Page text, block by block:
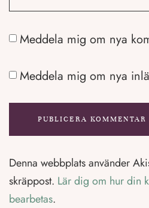
Meddela mig om nya
Meddela mig om nya
Denna webbplats använder
skräppost. Lär dig om hur din
bearbetas.